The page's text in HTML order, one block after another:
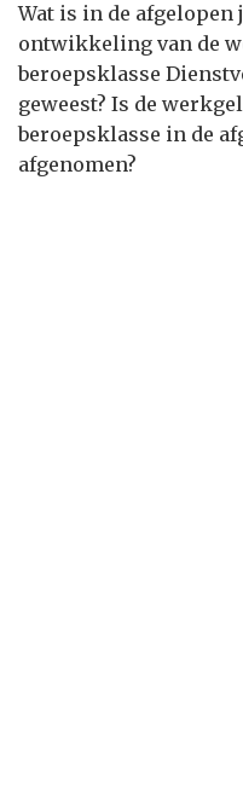
Wat is in de afgelopen
ontwikkeling van de
beroepsklasse
geweest? Is de
beroepsklasse in de
afgenomen?